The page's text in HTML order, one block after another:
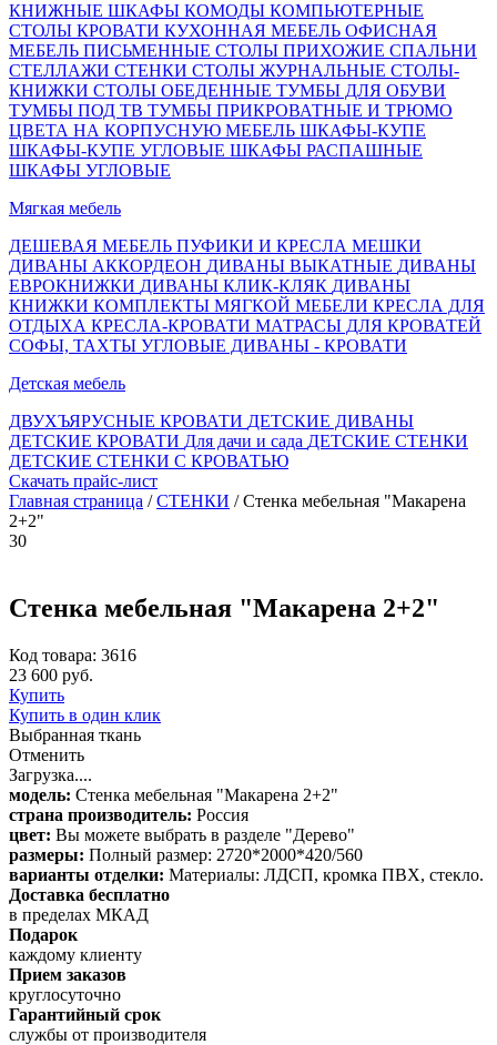
КНИЖНЫЕ ШКАФЫ КОМОДЫ КОМПЬЮТЕРНЫЕ
СТОЛЫ КРОВАТИ КУХОННАЯ МЕБЕЛЬ ОФИСНАЯ
МЕБЕЛЬ ПИСЬМЕННЫЕ СТОЛЫ ПРИХОЖИЕ СПАЛЬНИ
СТЕЛЛАЖИ СТЕНКИ СТОЛЫ ЖУРНАЛЬНЫЕ СТОЛЫ-
КНИЖКИ СТОЛЫ ОБЕДЕННЫЕ ТУМБЫ ДЛЯ ОБУВИ
ТУМБЫ ПОД ТВ ТУМБЫ ПРИКРОВАТНЫЕ И ТРЮМО
ЦВЕТА НА КОРПУСНУЮ МЕБЕЛЬ ШКАФЫ-КУПЕ
ШКАФЫ-КУПЕ УГЛОВЫЕ ШКАФЫ РАСПАШНЫЕ
ШКАФЫ УГЛОВЫЕ
Мягкая мебель
ДЕШЕВАЯ МЕБЕЛЬ ПУФИКИ И КРЕСЛА МЕШКИ
ДИВАНЫ АККОРДЕОН ДИВАНЫ ВЫКАТНЫЕ ДИВАНЫ
ЕВРОКНИЖКИ ДИВАНЫ КЛИК-КЛЯК ДИВАНЫ
КНИЖКИ КОМПЛЕКТЫ МЯГКОЙ МЕБЕЛИ КРЕСЛА ДЛЯ
ОТДЫХА КРЕСЛА-КРОВАТИ МАТРАСЫ ДЛЯ КРОВАТЕЙ
СОФЫ, ТАХТЫ УГЛОВЫЕ ДИВАНЫ - КРОВАТИ
Детская мебель
ДВУХЪЯРУСНЫЕ КРОВАТИ ДЕТСКИЕ ДИВАНЫ
ДЕТСКИЕ КРОВАТИ Для дачи и сада ДЕТСКИЕ СТЕНКИ
ДЕТСКИЕ СТЕНКИ С КРОВАТЬЮ
Скачать прайс-лист
Главная страница /СТЕНКИ / Стенка мебельная "Макарена
2+2"
30
Стенка мебельная "Макарена 2+2"
Код товара: 3616
23 600 руб.
Купить
Купить в один клик
Выбранная ткань
Отменить
Загрузка....
модель: Стенка мебельная "Макарена 2+2"
страна производитель: Россия
цвет: Вы можете выбрать в разделе "Дерево"
размеры: Полный размер: 2720*2000*420/560
варианты отделки: Материалы: ЛДСП, кромка ПВХ, стекло.
Доставка бесплатно
в пределах МКАД
Подарок
каждому клиенту
Прием заказов
круглосуточно
Гарантийный срок
службы от производителя